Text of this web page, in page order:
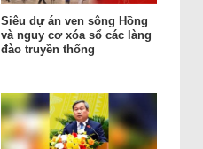
Siêu dự án ven sông Hồng
và nguy cơ xóa sổ các làng
đào truyền thống